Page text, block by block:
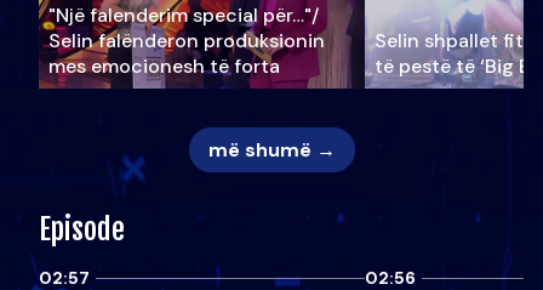
"Një falenderim special për…"/
Selin falënderon produksionin
mes emocionesh të forta
Selin shpallet
të pestë të ‘Big
më shumë →
Episode
02:57 02:56